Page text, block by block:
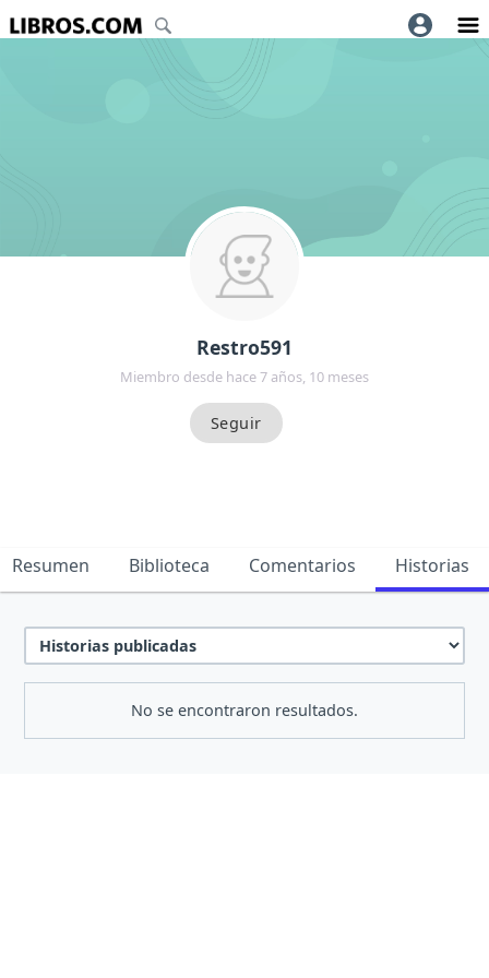
Restro591
Miembro desde hace 7 años, 10 meses
Resumen Biblioteca Comentarios Historias
No se encontraron resultados.